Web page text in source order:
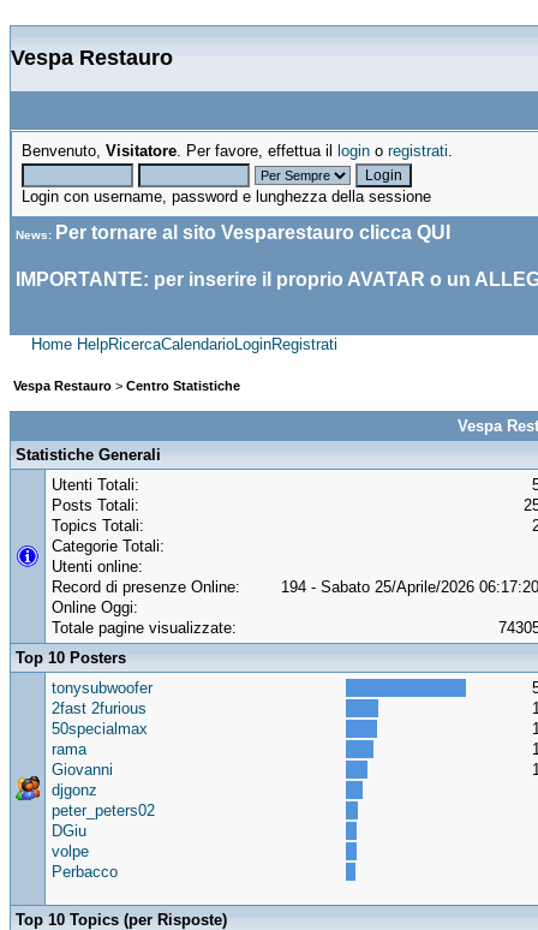
Vespa Restauro
Benvenuto, Visitatore. Per favore, effettua il login o registrati.
Login con username, password e lunghezza della sessione
News: Per tornare al sito Vesparestauro clicca QUI
IMPORTANTE: per inserire il proprio AVATAR o un
Home HelpRicercaCalendarioLoginRegistrati
Vespa Restauro > Centro Statistiche
Vespa
Statistiche Generali
Utenti Totali:
Posts Totali:
Topics Totali:
Categorie Totali:
Utenti online:
Record di presenze Online:
194 - Sabato 25/Aprile/2026
Online Oggi:
Totale pagine visualizzate:
Top 10 Posters
tonysubwoofer
2fast 2furious
50specialmax
rama
Giovanni
djgonz
peter_peters02
DGiu
volpe
Perbacco
Top 10 Topics (per Risposte)